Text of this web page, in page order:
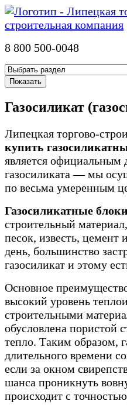
8 800 500-0048
Газосиликат
Липецкая торгово-
купить
является официальным
газосиликата — мы
по весьма умеренным
Газосиликатные блоки
строительный
песок, известь,
день, большинство
газосиликат и этому
Основное
высокий уровень
строительными
обусловлена пористой
тепло. Таким образом,
длительного времени
если за окном
шанса проникнуть
происходит с